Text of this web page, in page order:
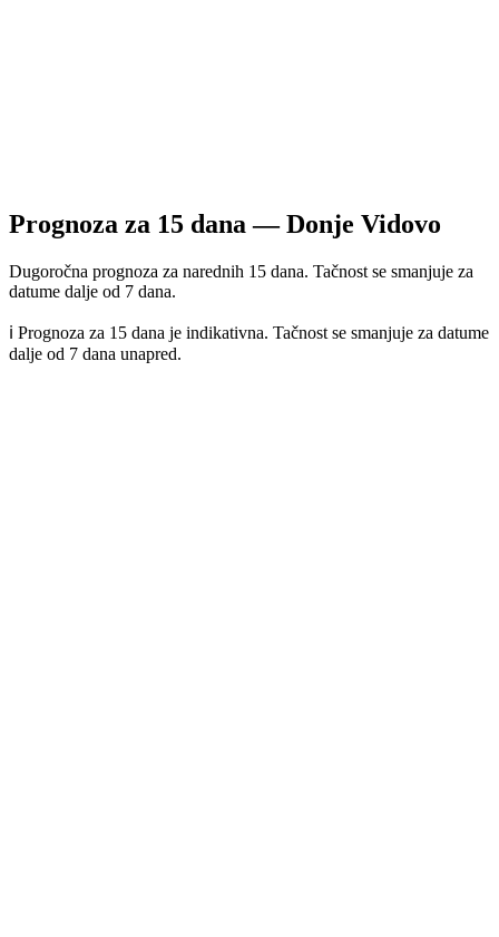
Prognoza za 15 dana —Donje Vidovo
Dugoročna prognoza za narednih 15 dana. Tačnost se smanjuje za
datume dalje od 7 dana.
ℹ️ Prognoza za 15 dana je indikativna. Tačnost se smanjuje za datume
dalje od 7 dana unapred.